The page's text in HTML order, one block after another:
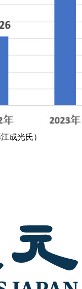
成光氏）